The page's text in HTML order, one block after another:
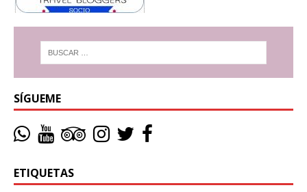
SÍGUEME
ETIQUETAS